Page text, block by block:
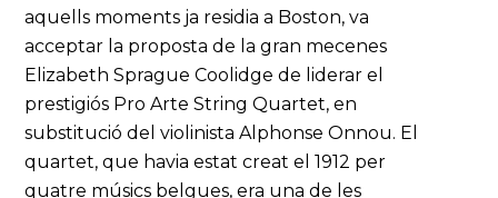
aquells moments ja residia a Boston, va
acceptar la proposta de la gran mecenes
Elizabeth Sprague Coolidge de liderar el
prestigiós Pro Arte String Quartet, en
substitució del violinista Alphonse Onnou. El
quartet, que havia estat creat el 1912 per
quatre músics belgues, era una de les